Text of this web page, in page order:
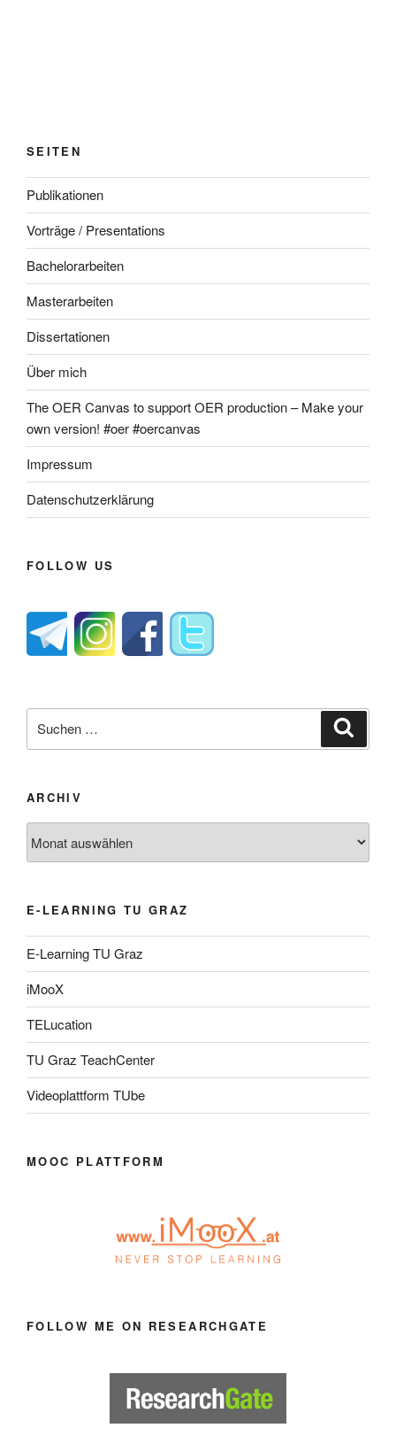
SEITEN
Publikationen
Vorträge / Presentations
Bachelorarbeiten
Masterarbeiten
Dissertationen
Über mich
The OER Canvas to support OER production – Make your
own version! #oer #oercanvas
Impressum
Datenschutzerklärung
FOLLOW US
nach:
ARCHIV
E-LEARNING TU GRAZ
E-Learning TU Graz
iMooX
TELucation
TU Graz TeachCenter
Videoplattform TUbe
MOOC PLATTFORM
FOLLOW ME ON RESEARCHGATE